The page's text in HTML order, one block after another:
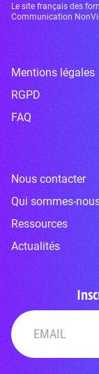
Le site français des
Communication
Mentions légales
RGPD
FAQ
Nous contacter
Qui sommes-
Ressources
Actualités